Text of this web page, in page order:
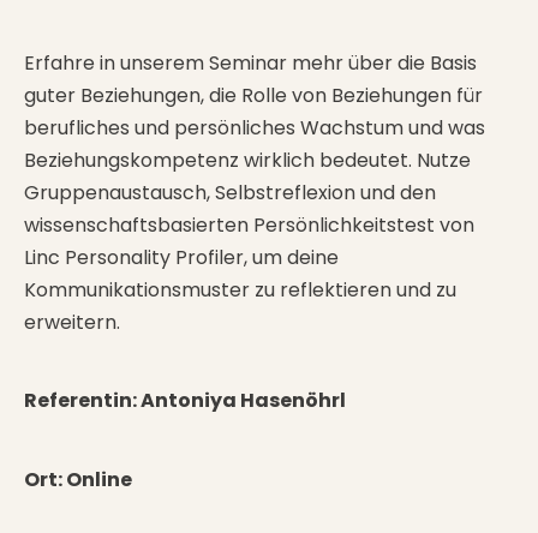
Erfahre in unserem Seminar mehr über die Basis
guter Beziehungen, die Rolle von Beziehungen für
berufliches und persönliches Wachstum und was
Beziehungskompetenz wirklich bedeutet. Nutze
Gruppenaustausch, Selbstreflexion und den
wissenschaftsbasierten Persönlichkeitstest von
Linc Personality Profiler, um deine
Kommunikationsmuster zu reflektieren und zu
erweitern.
Referentin: Antoniya Hasenöhrl
Ort: Online